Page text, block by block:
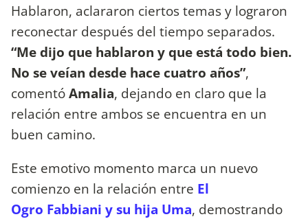
Hablaron, aclararon ciertos temas y lograron
reconectar después del tiempo separados.
“Me dijo que hablaron y que está todo bien.
No se veían desde hace cuatro años”,
comentóAmalia, dejando en claro que la
relación entre ambos se encuentra en un
buen camino.
Este emotivo momento marca un nuevo
comienzo en la relación entre El
Ogro Fabbiani y su hija Uma, demostrando